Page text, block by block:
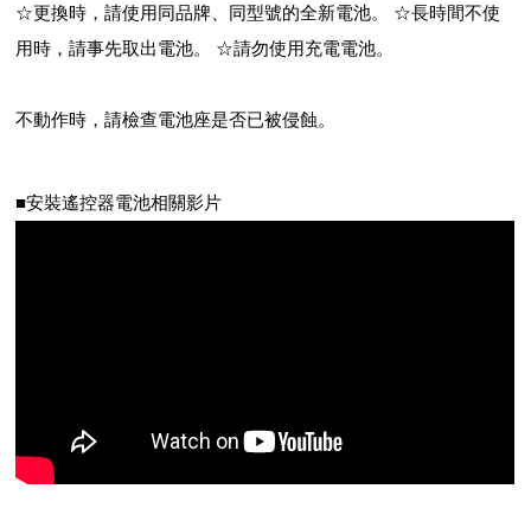
☆更換時，請使用同品牌、同型號的全新電池。 ☆長時間不使
用時，請事先取出電池。 ☆請勿使用充電電池。
不動作時，請檢查電池座是否已被侵蝕。
■安裝遙控器電池相關影片